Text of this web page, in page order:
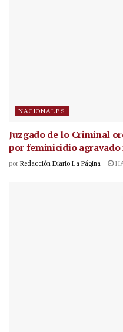
NACIONALES
Juzgado de lo Criminal
por feminicidio
por Redacción Diario La Página